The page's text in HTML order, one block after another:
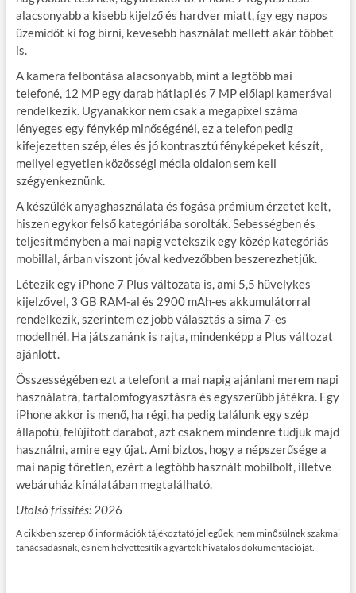
alacsonyabb a kisebb kijelző és hardver miatt, így egy napos
üzemidőt ki fog bírni, kevesebb használat mellett akár többet
is.
A kamera felbontása alacsonyabb, mint a legtöbb mai
telefoné, 12 MP egy darab hátlapi és 7 MP előlapi kamerával
rendelkezik. Ugyanakkor nem csak a megapixel száma
lényeges egy fénykép minőségénél, ez a telefon pedig
kifejezetten szép, éles és jó kontrasztú fényképeket készít,
mellyel egyetlen közösségi média oldalon sem kell
szégyenkeznünk.
A készülék anyaghasználata és fogása prémium érzetet kelt,
hiszen egykor felső kategóriába sorolták. Sebességben és
teljesítményben a mai napig vetekszik egy közép kategóriás
mobillal, árban viszont jóval kedvezőbben beszerezhetjük.
Létezik egy iPhone 7 Plus változata is, ami 5,5 hüvelykes
kijelzővel, 3 GB RAM-al és 2900 mAh-es akkumulátorral
rendelkezik, szerintem ez jobb választás a sima 7-es
modellnél. Ha játszanánk is rajta, mindenképp a Plus változat
ajánlott.
Összességében ezt a telefont a mai napig ajánlani merem napi
használatra, tartalomfogyasztásra és egyszerűbb játékra. Egy
iPhone akkor is menő, ha régi, ha pedig találunk egy szép
állapotú, felújított darabot, azt csaknem mindenre tudjuk majd
használni, amire egy újat. Ami biztos, hogy a népszerűsége a
mai napig töretlen, ezért a legtöbb használt mobilbolt, illetve
webáruház kínálatában megtalálható.
Utolsó frissítés: 2026
A cikkben szereplő információk tájékoztató jellegűek, nem minősülnek szakmai
tanácsadásnak, és nem helyettesítik a gyártók hivatalos dokumentációját.